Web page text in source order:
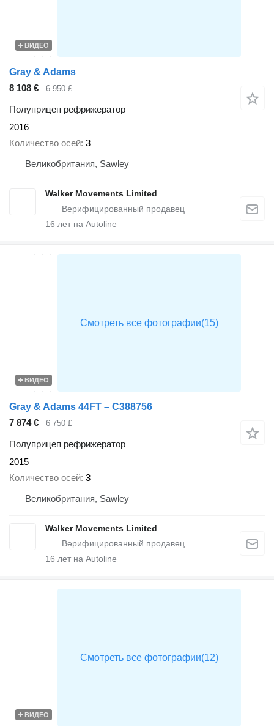
ВИДЕО
Gray & Adams
8 108 €
6 950 £
Полуприцеп рефрижератор
2016
Количество осей 3
Великобритания, Sawley
Walker Movements Limited
16 лет на Autoline
ВИДЕО
Gray & Adams 44FT – C388756
7 874 €
6 750 £
Полуприцеп рефрижератор
2015
Количество осей 3
Великобритания, Sawley
Walker Movements Limited
16 лет на Autoline
ВИДЕО